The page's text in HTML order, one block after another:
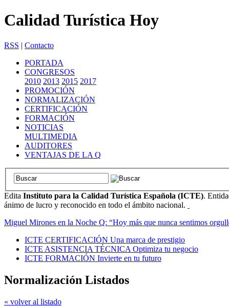
Calidad Turística Hoy
RSS | Contacto
PORTADA
CONGRESOS
2010 2013 2015 2017
PROMOCIÓN
NORMALIZACIÓN
CERTIFICACIÓN
FORMACIÓN
NOTICIAS
MULTIMEDIA
AUDITORES
VENTAJAS DE LA Q
Edita Instituto para la Calidad Turística Española (ICTE).
ánimo de lucro y reconocido en todo el ámbito nacional.
Miguel Mirones en la Noche Q: “Hoy más que nunca sentimos
ICTE CERTIFICACIÓN Una marca de prestigio
ICTE ASISTENCIA TÉCNICA Optimiza tu negocio
ICTE FORMACIÓN Invierte en tu futuro
Normalización Listados
« volver al listado